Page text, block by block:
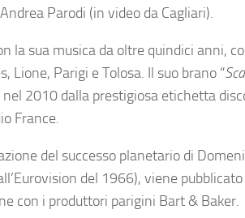
Parodi (in video da Cagliari).
la sua musica da oltre quindici anni,
Lione, Parigi e Tolosa. Il suo brano “
nel 2010 dalla prestigiosa etichetta
France.
del successo planetario di
del 1966), viene
con i produttori parigini Bart & Baker.